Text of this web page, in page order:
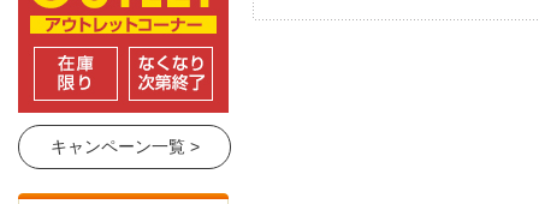
キャンペーン一覧 >